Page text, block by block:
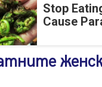
Stop
Cause